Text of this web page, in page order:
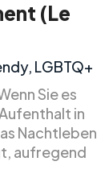
(Le
LGBTQ+
Sie es
in
Nachtleben
aufregend